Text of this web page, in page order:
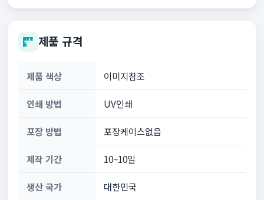
제품 규격
제품 색상 이미지참조
인쇄 방법 UV인쇄
포장 방법 포장케이스없음
제작 기간 10~10일
생산 국가 대한민국